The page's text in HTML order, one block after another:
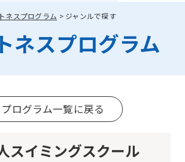
ネスプログラム ジャンルで探す
ネスプログラム
プログラム一覧に戻る
スイミングスクール